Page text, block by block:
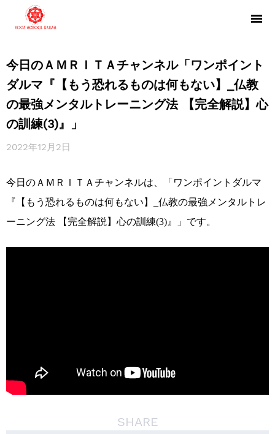
今日のＡＭＲＩＴＡチャンネル「ワンポイント
ダルマ『【もう恐れるものは何もない】_仏教
の最強メンタルトレーニング法 【完全解説】心
の訓練(3)』」
2022年12月2日
今日のＡＭＲＩＴＡチャンネルは、「ワンポイントダルマ
『【もう恐れるものは何もない】_仏教の最強メンタルトレ
ーニング法 【完全解説】心の訓練(3)』」です。
SHARE